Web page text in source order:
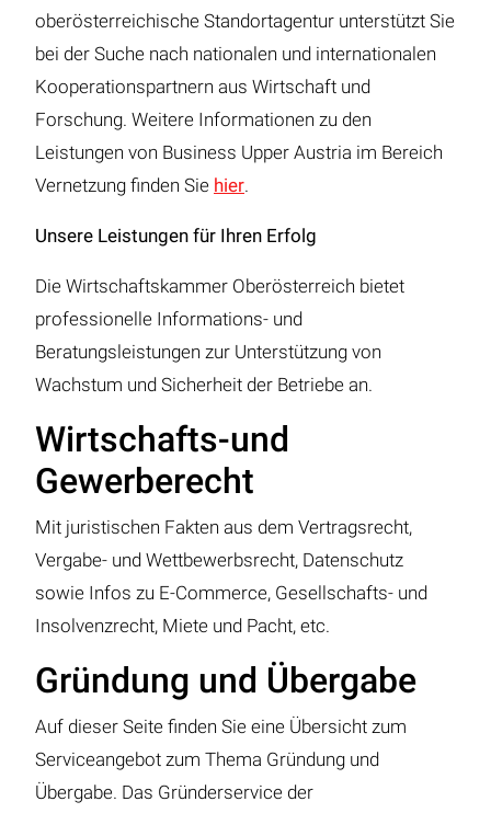
oberösterreichische Standortagentur unterstützt Sie
bei der Suche nach nationalen und internationalen
Kooperationspartnern aus Wirtschaft und
Forschung. Weitere Informationen zu den
Leistungen von Business Upper Austria im Bereich
Vernetzung finden Sie hier.
Unsere Leistungen für Ihren Erfolg
Die Wirtschaftskammer Oberösterreich bietet
professionelle Informations- und
Beratungsleistungen zur Unterstützung von
Wachstum und Sicherheit der Betriebe an.
Wirtschafts-und
Gewerberecht
Mit juristischen Fakten aus dem Vertragsrecht,
Vergabe- und Wettbewerbsrecht, Datenschutz
sowie Infos zu E-Commerce, Gesellschafts- und
Insolvenzrecht, Miete und Pacht, etc.
Gründung und Übergabe
Auf dieser Seite finden Sie eine Übersicht zum
Serviceangebot zum Thema Gründung und
Übergabe. Das Gründerservice der